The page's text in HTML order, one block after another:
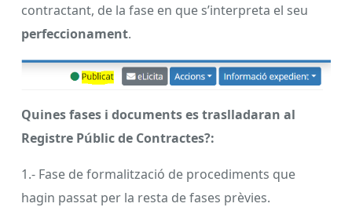
contractant, de la fase en que s’interpreta el seu
perfeccionament.
Quines fases i documents es traslladaran al
Registre Públic de Contractes?:
1.- Fase de formalització de procediments que
hagin passat per la resta de fases prèvies.